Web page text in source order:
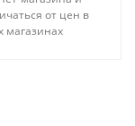
от цен в
магазинах